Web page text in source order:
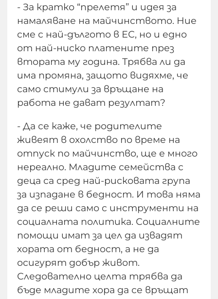
- За кратко “прелетя” и идея за
намаляване на майчинството. Ние
сме с най-дългото в ЕС, но и едно
от най-ниско платените през
втората му година. Трябва ли да
има промяна, защото видяхме, че
само стимули за връщане на
работа не дават резултат?
- Да се каже, че родителите
живеят в охолство по време на
отпуск по майчинство, ще е много
нереално. Младите семейства с
деца са сред най-рисковата група
за изпадане в бедност. И това няма
да се реши само с инструменти на
социалната политика. Социалните
помощи имат за цел да извадят
хората от бедност, а не да
осигурят добър живот.
Следователно целта трябва да
бъде младите хора да се връщат